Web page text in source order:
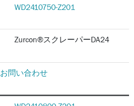
WD2410750-Z201
Zurcon®スクレーパーDA24
お問い合わせ